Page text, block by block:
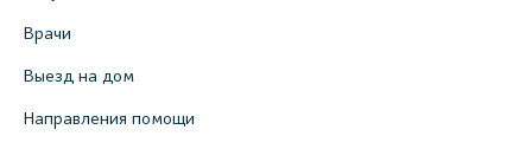
Врачи
Выезд на дом
Направления помощи